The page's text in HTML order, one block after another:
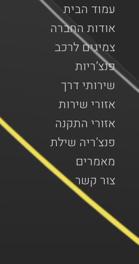
עמוד הבית
אודות החברה
צמיגים לרכב
פנצ’ריות
שירותי דרך
אזורי שירות
אזורי התקנה
פנצ’ריה שילת
מאמרים
צור קשר